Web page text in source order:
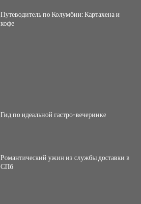
Путеводитель по Колумбии: Картахена и
кофе
Гид по идеальной гастро-вечеринке
Романтический ужин из службы доставки в
СПб